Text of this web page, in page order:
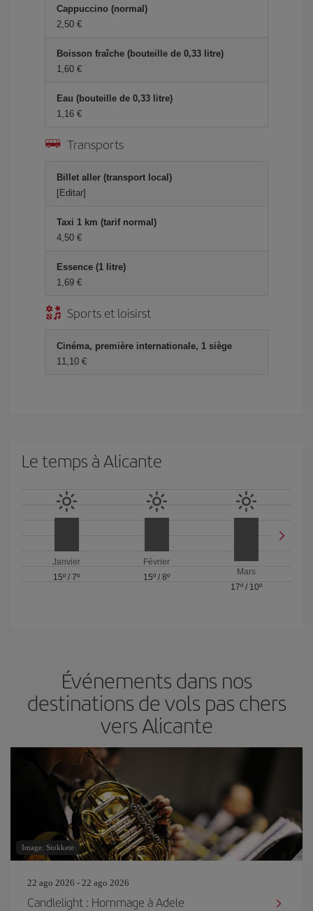
Cappuccino (normal)
2,50 €
Boisson fraîche (bouteille de 0,33 litre)
1,60 €
Eau (bouteille de 0,33 litre)
1,16 €
Transports
Billet aller (transport local)
[Editar]
Taxi 1 km (tarif normal)
4,50 €
Essence (1 litre)
1,69 €
Sports et loisirst
Cinéma, première internationale, 1 siège
11,10 €
Le temps à Alicante
Janvier
15º /7º
Février
15º / 8º
Mars
17º / 10º
Événements dans nos
destinations de vols pas chers
vers Alicante
Image: Stokkete
22 ago 2026 - 22 ago 2026
Candlelight : Hommage à Adele